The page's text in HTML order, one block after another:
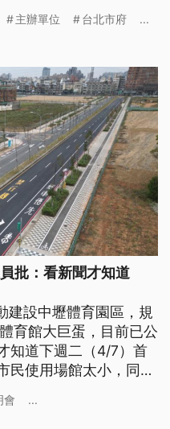
主辦單位 台北市府 ...
批：看新聞才知道
建設中壢體育園區，規
育館大巨蛋，目前已公
知道下週二（4/7）首
民使用場館太小，同時
會 ...